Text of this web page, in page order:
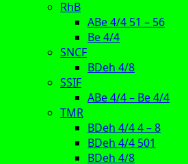
RhB
ABe 4/4 51 – 56
Be 4/4
SNCF
BDeh 4/8
SSIF
ABe 4/4 – Be 4/4
TMR
BDeh 4/4 4 – 8
BDeh 4/4 501
BDeh 4/8